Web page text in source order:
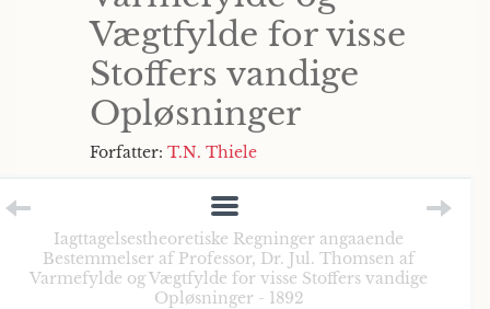
Vægtfylde for visse
Stoffers vandige
Opløsninger
Forfatter: T.N. Thiele
Iagttagelsestheoretiske Regninger angaaende
Bestemmelser af Professor, Dr. Jul. Thomsen af
Varmefylde og Vægtfylde for visse Stoffers vandige
Opløsninger - 1892